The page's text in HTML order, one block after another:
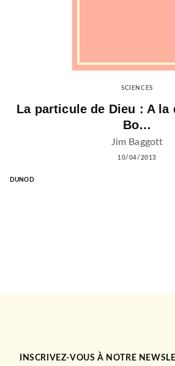
SCIENCES
La particule de Dieu : A la
Bo…
Jim Baggott
10/04/2013
DUNOD
INSCRIVEZ-VOUS À NOTRE